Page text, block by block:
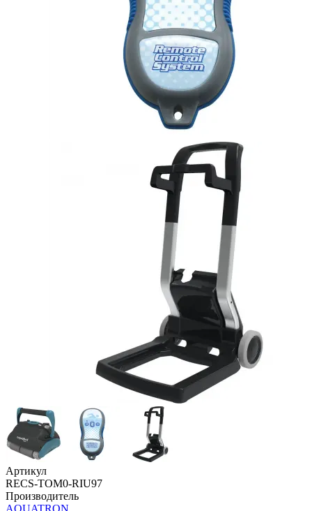
Артикул
RECS-TOM0-RIU97
Производитель
AQUATRON